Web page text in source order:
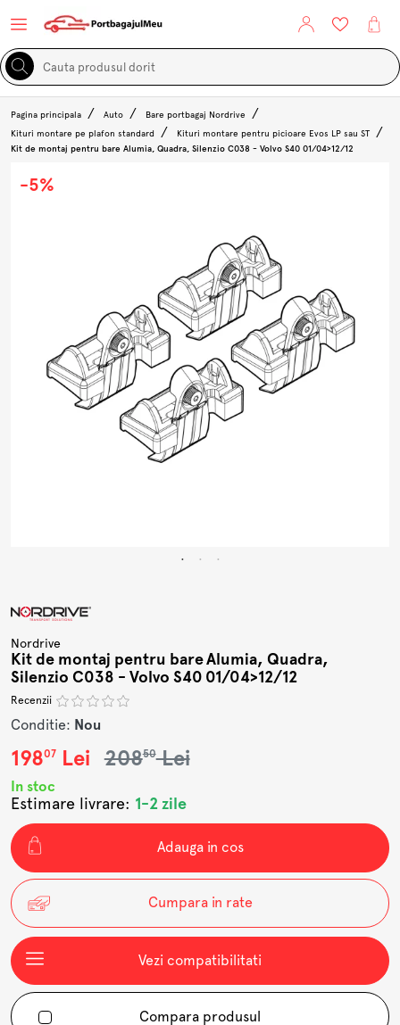
Pagina principala Auto
Bare portbagaj Nordrive
Kituri montare pe plafon standard
Kituri montare pentru picioare Evos LP sau ST
Kit de montaj pentru bare Alumia, Quadra, Silenzio C038 - Volvo S40 01/04>12/12
-5%
Nordrive
Kit de montaj pentru bare Alumia, Quadra,
Silenzio C038 - Volvo S40 01/04>12/12
Recenzii
Conditie: Nou
19807Lei 20850Lei
In stoc
Estimare livrare: 1-2 zile
Adauga in cos
Cumpara in rate
Vezi compatibilitati
Compara produsul